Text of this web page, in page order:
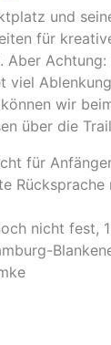
und
für
Aber
viel
wir
über die
für
Rücksprache
nicht fest,